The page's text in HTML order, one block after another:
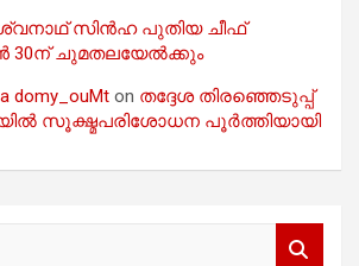
സിൻഹ പുതിയ ചീഫ്
30ന് ചുമതലയേൽക്കും
domy_ouMt on തദ്ദേശ തിരഞ്ഞെടുപ്പ്
സൂക്ഷ്മപരിശോധന പൂർത്തിയായി